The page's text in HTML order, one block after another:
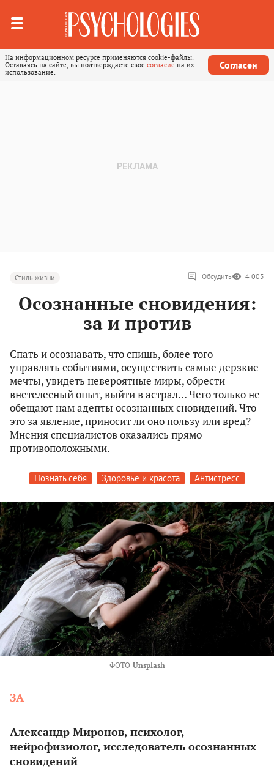
На информационном ресурсе применяются cookie-файлы.
Оставаясь на сайте, вы подтверждаете свое согласие на их
использование.
Согласен
Стиль жизни Обсудить 4 005
Осознанные сновидения:
за и против
Спать и осознавать, что спишь, более того —
управлять событиями, осуществить самые дерзкие
мечты, увидеть невероятные миры, обрести
внетелесный опыт, выйти в астрал… Чего только не
обещают нам адепты осознанных сновидений. Что
это за явление, приносит ли оно пользу или вред?
Мнения специалистов оказались прямо
противоположными.
Познать себя Здоровье и красота Антистресс
ФОТО Unsplash
ЗА
Александр Миронов, психолог,
нейрофизиолог, исследователь осознанных
сновидений